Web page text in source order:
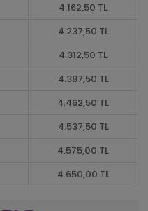
4.162,50 TL
4.237,50 TL
4.312,50 TL
4.387,50 TL
4.462,50 TL
4.537,50 TL
4.575,00 TL
4.650,00 TL